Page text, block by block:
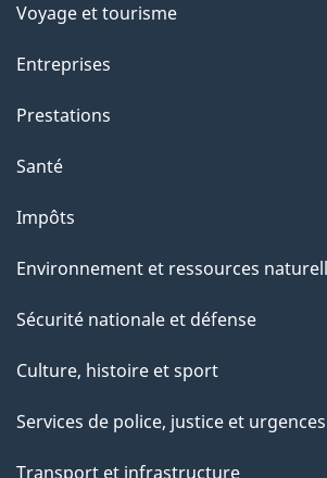
a
g
"
Voyage et tourisme
Entreprises
Prestations
Santé
Impôts
Environnement et ressources
Sécurité nationale et défense
Culture, histoire et sport
Services de police, justice et urgences
Transport et infrastructure